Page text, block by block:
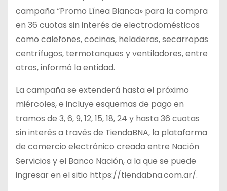
campaña “Promo Línea Blanca» para la compra
en 36 cuotas sin interés de electrodomésticos
como calefones, cocinas, heladeras, secarropas
centrífugos, termotanques y ventiladores, entre
otros, informó la entidad.
La campaña se extenderá hasta el próximo
miércoles, e incluye esquemas de pago en
tramos de 3, 6, 9, 12, 15, 18, 24 y hasta 36 cuotas
sin interés a través de TiendaBNA, la plataforma
de comercio electrónico creada entre Nación
Servicios y el Banco Nación, a la que se puede
ingresar en el sitio https://tiendabna.com.ar/.